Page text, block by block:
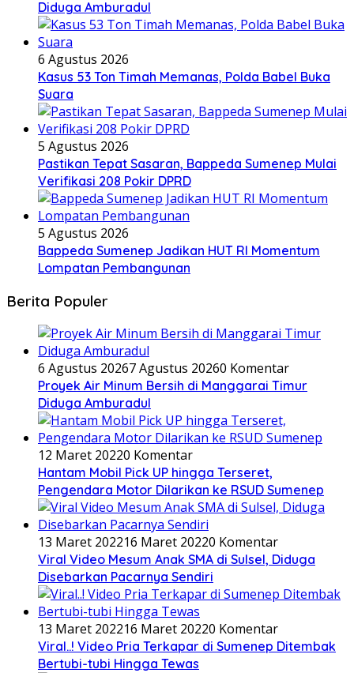
Diduga Amburadul
6 Agustus 2026
Kasus 53 Ton Timah Memanas, Polda Babel Buka
Suara
5 Agustus 2026
Pastikan Tepat Sasaran, Bappeda Sumenep Mulai
Verifikasi 208 Pokir DPRD
5 Agustus 2026
Bappeda Sumenep Jadikan HUT RI Momentum
Lompatan Pembangunan
Berita Populer
6 Agustus 20267 Agustus 20260 Komentar
Proyek Air Minum Bersih di Manggarai Timur
Diduga Amburadul
12 Maret 20220 Komentar
Hantam Mobil Pick UP hingga Terseret,
Pengendara Motor Dilarikan ke RSUD Sumenep
13 Maret 202216 Maret 20220 Komentar
Viral Video Mesum Anak SMA di Sulsel, Diduga
Disebarkan Pacarnya Sendiri
13 Maret 202216 Maret 20220 Komentar
Viral..! Video Pria Terkapar di Sumenep Ditembak
Bertubi-tubi Hingga Tewas